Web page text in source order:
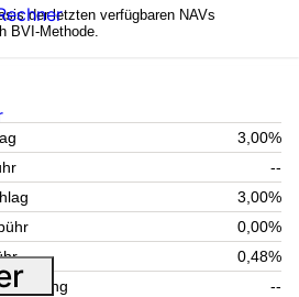
der letzten verfügbaren NAVs
BVI-Methode.
3,00%
--
3,00%
0,00%
0,48%
--